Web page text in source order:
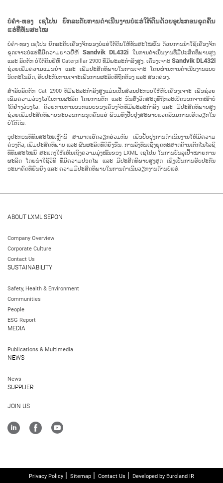
ບໍ່ຄໍາ-ທອງ
ເຊໂປນ ຍົກລະດັບການດໍາເນີນງານບໍ່ແຮ່ໃຕ້ດິນດ້ວຍອຸປະກອນຂຸດຄົ້ນ
ແຮ່ທີ່ທັນສະໄໝ
ບໍ່ຄໍາ-ທອງ ເຊໂປນ ຍົກລະດັບເຄື່ອງຈັກຂອງບໍ່ແຮ່ໃຕ້ດິນໃຫ້ທັນສະໄໝຂຶ້ນ ດ້ວຍການນໍາໃຊ້ເຄື່ອງຈັກ
ຂຸດເຈາະບໍ່ແຮ່ທີ່ມີຄວາມຍາວຍີ່ຫໍ້ Sandvik DL432i ໃນການດໍາເນິນງານທີ່ມີປະສິດທິພາບສູງ
ແລະ ລົດຕັກ ບໍ່ໃຕ້ດິນຍີ່ຫໍ້ Caterpillar 2900 ທີ່ມີພະລະກໍາລັງສູງ. ເຄື່ອງເຈາະ Sandvik DL432i
ຊ່ວຍເພີ່ມຄວາມແມ່ນຍໍາ ແລະ ເພີ່ມປະສິດທິພາບໃນການເຈາະ ໂດຍຜ່ານການດໍາເນີນງານແບບ
ອັດຕະໂນມັດ, ຮັບປະກັນການເຈາະເພື່ອການຜະລິດທີ່ຖືກຕ້ອງ ແລະ ສອດຄ່ອງ.
ສໍາລັບລົດຕັກ Cat 2900 ທີ່ມີພະລະກໍາລັງສູງແມ່ນເປັນສ່ວນປະກອບໃຫ້ກັບເຄື່ອງເຈາະ ເພື່ອຊ່ວຍ
ເພີ່ມຄວາມວ່ອງໄວໃນການຜະລິດ ໂດຍການຕັກ ແລະ ຂົນສົ່ງວັດສະດຸທີ່ຖືກລະເບີດອອກຈາກໜ້າບໍ່
ໄດ້ຢ່າງວ່ອງໄວ. ດ້ວຍການການອອກແບບຂອງເຄື່ອງຈັກທີ່ມີພະລະກໍາລັງ ແລະ ມີປະສິດທິພາບສູງ
ຊ່ວຍເພີ່ມປະສິດທິພາບຂະບວນການຂຸດຄົ້ນແຮ່ ພ້ອມທັງປັບປຸງສະພາບແວດລ້ອມການເຮັດວຽກໃນ
ບໍ່ໃຕ້ດິນ.
ອຸປະກອນທີ່ທັນສະໄໝເຫຼົ່ານີ້ ສາມາດເຮັດວຽກຮ່ວມກັນ ເພື່ອປັບປຸງການດໍາເນີນງານໃຫ້ມີຄວາມ
ຄ່ອງຕົວ, ເພີ່ມປະສິດທິພາບ ແລະ ຜົນຜະລິດທີ່ດີຍິ່ງຂຶ້ນ. ການລົງທຶນເຊິ່ງຍຸດທະສາດດ້ານເຕັກໂນໂລຊີ
ທີ່ທັນສະໄໝນີ້ ສະແດງໃຫ້ເຫັນເຖິງຄວາມມຸ່ງໝັ້ນຂອງ LXML ເຊໂປນ ໃນການບັນລຸເປົ້າໝາຍການ
ຜະລິດ ໂດຍນໍາໃຊ້ວິທີ ທີ່ມີຄວາມປອດໄພ ແລະ ມີປະສິດທິພາບສູງສຸດ ເຊິ່ງເປັນການຮັບປະກັນ
ອະນາຄົດທີ່ຍືນຍົງ ແລະ ຄວາມມີປະສິດທິພາບໃນການດໍາເນີນວຽກງານດ້ານບໍ່ແຮ່.
ABOUT LXML SEPON
Company Overview
Corporate Culture
Contact Us
SUSTAINABILITY
Safety, Health & Environment
Communities
People
ESG Report
MEDIA
Publications & Multimedia
NEWS
News
SUPPLIER
JOIN US
Privacy Policy Sitemap Contact Us Developed by Euroland IR